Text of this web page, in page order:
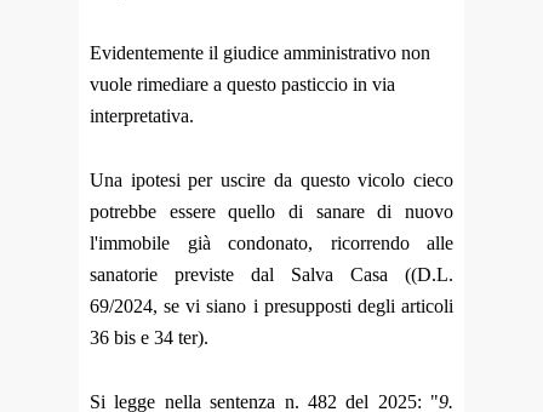
Evidentemente il giudice amministrativo non
vuole rimediare a questo pasticcio in via
interpretativa.
Una ipotesi per uscire da questo vicolo cieco
potrebbe essere quello di sanare di nuovo
l'immobile già condonato, ricorrendo alle
sanatorie previste dal Salva Casa ((D.L.
69/2024, se vi siano i presupposti degli articoli
36 bis e 34 ter).
Si legge nella sentenza n. 482 del 2025: "9.